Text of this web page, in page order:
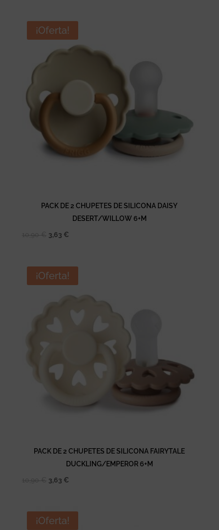
era:
10,90 €.
es:
3,63 €.
¡Oferta!
PACK DE 2 CHUPETES DE SILICONA DAISY
DESERT/WILLOW 6+M
El
era:
10,90 €.
3,63 €El
es:
3,63 €.
¡Oferta!
PACK DE 2 CHUPETES DE SILICONA FAIRYTALE
DUCKLING/EMPEROR 6+M
El
era:
3,63 €El
es:
¡Oferta!